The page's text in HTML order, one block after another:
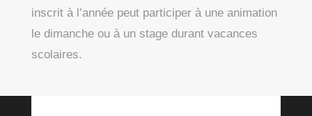
inscrit à l’année peut participer à une animation
le dimanche ou à un stage durant vacances
scolaires.